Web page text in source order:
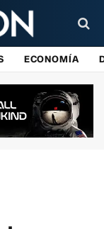
ECONOMÍA